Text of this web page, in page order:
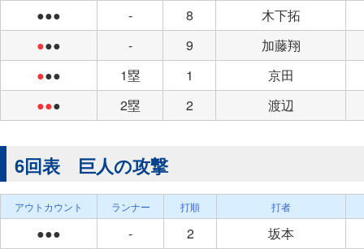
●●● - 8
木下拓
●●● - 9
加藤翔
●●● 1塁 1
京田
●●● 2塁 2 渡辺
6回表 巨人の攻撃
アウトカウント ランナー 打順 打者
●●● - 2
坂本